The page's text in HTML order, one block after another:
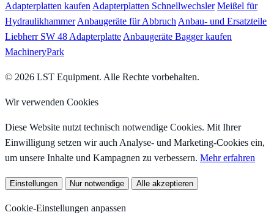
Adapterplatten kaufenAdapterplatten Schnellwechsler Meißel für
HydraulikhammerAnbaugeräte für AbbruchAnbau- und Ersatzteile
Liebherr SW 48 AdapterplatteAnbaugeräte Bagger kaufen
MachineryPark
© 2026 LST Equipment. Alle Rechte vorbehalten.
Wir verwenden Cookies
Diese Website nutzt technisch notwendige Cookies. Mit Ihrer
Einwilligung setzen wir auch Analyse- und Marketing-Cookies ein,
um unsere Inhalte und Kampagnen zu verbessern. Mehr erfahren
Einstellungen Nur notwendige Alle akzeptieren
Cookie-Einstellungen anpassen